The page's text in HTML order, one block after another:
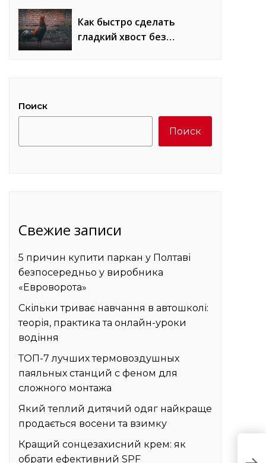
Как быстро сделать
гладкий хвост без
Поиск
Поиск
Свежие записи
5 причин купити паркан у Полтаві
безпосередньо у виробника
«Евроворота»
Скільки триває навчання в автошколі:
теорія, практика та онлайн-уроки
водіння
ТОП-7 лучших термовоздушных
паяльных станций с феном для
сложного монтажа
Який теплий дитячий одяг найкраще
продається восени та взимку
Кращий сонцезахисний крем: як
обрати ефективний SPF